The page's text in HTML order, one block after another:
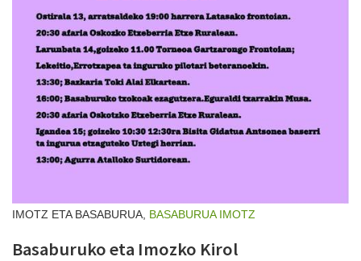
IMOTZ ETA BASABURUA, BASABURUA IMOTZ
Basaburuko eta Imozko Kirol